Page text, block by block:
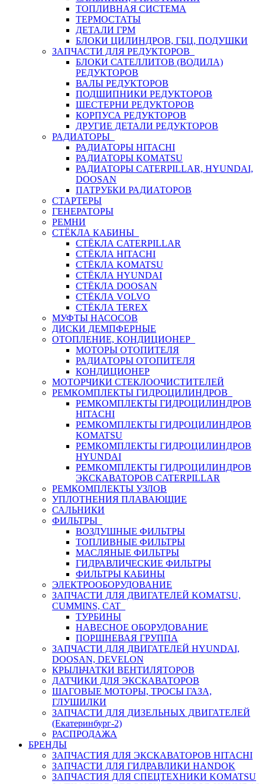
ТОПЛИВНАЯ СИСТЕМА
ТЕРМОСТАТЫ
ДЕТАЛИ ГРМ
БЛОКИ ЦИЛИНДРОВ, ГБЦ, ПОДУШКИ
ЗАПЧАСТИ ДЛЯ РЕДУКТОРОВ
БЛОКИ САТЕЛЛИТОВ (ВОДИЛА)
РЕДУКТОРОВ
ВАЛЫ РЕДУКТОРОВ
ПОДШИПНИКИ РЕДУКТОРОВ
ШЕСТЕРНИ РЕДУКТОРОВ
КОРПУСА РЕДУКТОРОВ
ДРУГИЕ ДЕТАЛИ РЕДУКТОРОВ
РАДИАТОРЫ
РАДИАТОРЫ HITACHI
РАДИАТОРЫ KOMATSU
РАДИАТОРЫ CATERPILLAR, HYUNDAI,
DOOSAN
ПАТРУБКИ РАДИАТОРОВ
СТАРТЕРЫ
ГЕНЕРАТОРЫ
РЕМНИ
СТЁКЛА КАБИНЫ
СТЁКЛА CATERPILLAR
СТЁКЛА HITACHI
СТЁКЛА KOMATSU
СТЁКЛА HYUNDAI
СТЁКЛА DOOSAN
СТЁКЛА VOLVO
СТЁКЛА TEREX
МУФТЫ НАСОСОВ
ДИСКИ ДЕМПФЕРНЫЕ
ОТОПЛЕНИЕ, КОНДИЦИОНЕР
МОТОРЫ ОТОПИТЕЛЯ
РАДИАТОРЫ ОТОПИТЕЛЯ
КОНДИЦИОНЕР
МОТОРЧИКИ СТЕКЛООЧИСТИТЕЛЕЙ
РЕМКОМПЛЕКТЫ ГИДРОЦИЛИНДРОВ
РЕМКОМПЛЕКТЫ ГИДРОЦИЛИНДРОВ
HITACHI
РЕМКОМПЛЕКТЫ ГИДРОЦИЛИНДРОВ
KOMATSU
РЕМКОМПЛЕКТЫ ГИДРОЦИЛИНДРОВ
HYUNDAI
РЕМКОМПЛЕКТЫ ГИДРОЦИЛИНДРОВ
ЭКСКАВАТОРОВ CATERPILLAR
РЕМКОМПЛЕКТЫ УЗЛОВ
УПЛОТНЕНИЯ ПЛАВАЮЩИЕ
САЛЬНИКИ
ФИЛЬТРЫ
ВОЗДУШНЫЕ ФИЛЬТРЫ
ТОПЛИВНЫЕ ФИЛЬТРЫ
МАСЛЯНЫЕ ФИЛЬТРЫ
ГИДРАВЛИЧЕСКИЕ ФИЛЬТРЫ
ФИЛЬТРЫ КАБИНЫ
ЭЛЕКТРООБОРУДОВАНИЕ
ЗАПЧАСТИ ДЛЯ ДВИГАТЕЛЕЙ KOMATSU,
CUMMINS, CAT
ТУРБИНЫ
НАВЕСНОЕ ОБОРУДОВАНИЕ
ПОРШНЕВАЯ ГРУППА
ЗАПЧАСТИ ДЛЯ ДВИГАТЕЛЕЙ HYUNDAI,
DOOSAN, DEVELON
КРЫЛЬЧАТКИ ВЕНТИЛЯТОРОВ
ДАТЧИКИ ДЛЯ ЭКСКАВАТОРОВ
ШАГОВЫЕ МОТОРЫ, ТРОСЫ ГАЗА,
ГЛУШИЛКИ
ЗАПЧАСТИ ДЛЯ ДИЗЕЛЬНЫХ ДВИГАТЕЛЕЙ
(Екатеринбург-2)
РАСПРОДАЖА
БРЕНДЫ
ЗАПЧАСТИЯ ДЛЯ ЭКСКАВАТОРОВ HITACHI
ЗАПЧАСТИ ДЛЯ ГИДРАВЛИКИ HANDOK
ЗАПЧАСТИЯ ДЛЯ СПЕЦТЕХНИКИ KOMATSU